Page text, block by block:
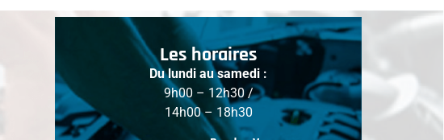
Les horaires
Du lundi au samedi :
9h00 – 12h30 /
14h00 – 18h30